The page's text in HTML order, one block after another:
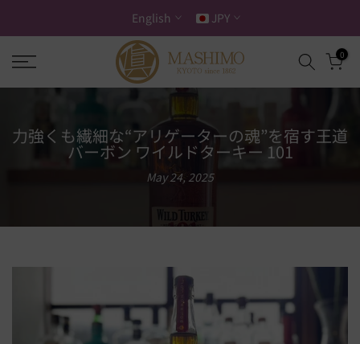
to
content
English JPY
0
力強くも繊細な“アリゲーターの魂”を宿す王道
バーボン ワイルドターキー 101
May 24, 2025